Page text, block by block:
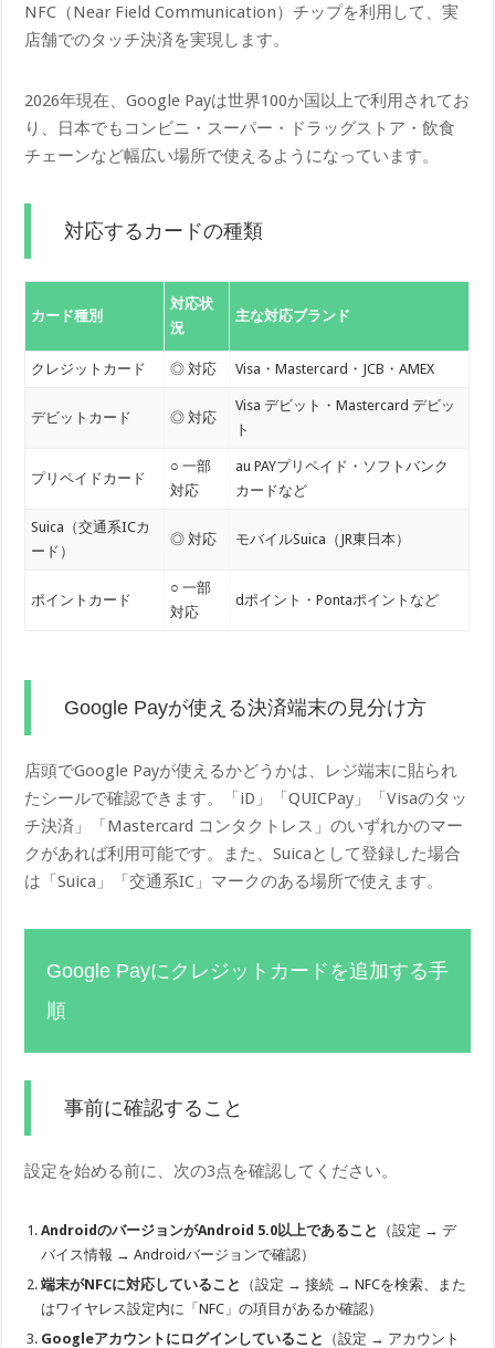
NFC（Near Field Communication）チップを利用して、実
店舗でのタッチ決済を実現します。
2026年現在、Google Payは世界100か国以上で利用されてお
り、日本でもコンビニ・スーパー・ドラッグストア・飲食
チェーンなど幅広い場所で使えるようになっています。
対応するカードの種類
カード種別
対応状
況
主な対応ブランド
クレジットカード ◎ 対応 Visa・Mastercard・JCB・AMEX
デビットカード ◎ 対応
Visa デビット・Mastercard デビッ
ト
プリペイドカード
○ 一部
対応
au PAYプリペイド・ソフトバンク
カードなど
Suica（交通系ICカ
ード）
◎ 対応 モバイルSuica（JR東日本）
ポイントカード
○ 一部
対応
dポイント・Pontaポイントなど
Google Payが使える決済端末の見分け方
店頭でGoogle Payが使えるかどうかは、レジ端末に貼られ
たシールで確認できます。「iD」「QUICPay」「Visaのタッ
チ決済」「Mastercard コンタクトレス」のいずれかのマー
クがあれば利用可能です。また、Suicaとして登録した場合
は「Suica」「交通系IC」マークのある場所で使えます。
Google Payにクレジットカードを追加する手
順
事前に確認すること
設定を始める前に、次の3点を確認してください。
AndroidのバージョンがAndroid 5.0以上であること
（設定 → デ
バイス情報 → Androidバージョンで確認）
端末がNFCに対応していること
（設定 → 接続 → NFCを検索、また
はワイヤレス設定内に「NFC」の項目があるか確認）
Googleアカウントにログインしていること
（設定 → アカウント